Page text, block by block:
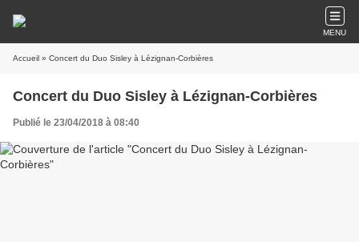
MENU
Accueil » Concert du Duo Sisley à Lézignan-Corbières
Concert du Duo Sisley à Lézignan-Corbières
Publié le 23/04/2018 à 08:40